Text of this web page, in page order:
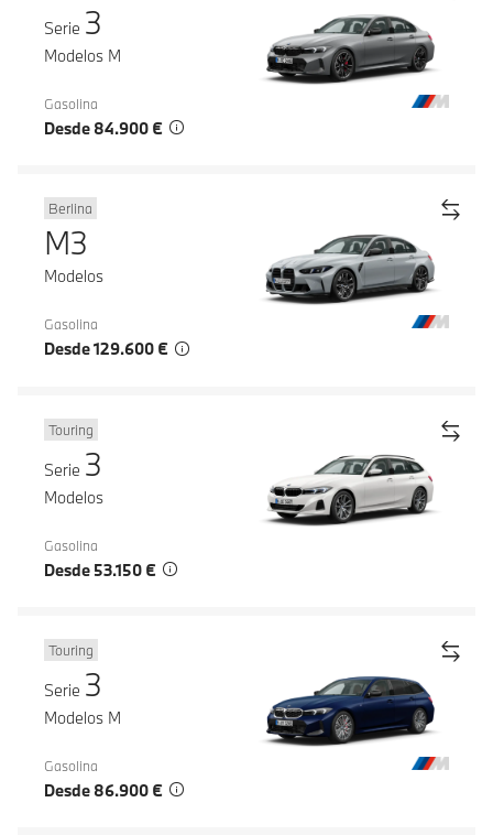
Serie 3
Modelos M
Gasolina
Desde 84.900 €
Berlina
M3
Modelos
Gasolina
Desde 129.600 €
Touring
Serie 3
Modelos
Gasolina
Desde 53.150 €
Touring
Serie 3
Modelos M
Gasolina
Desde 86.900 €